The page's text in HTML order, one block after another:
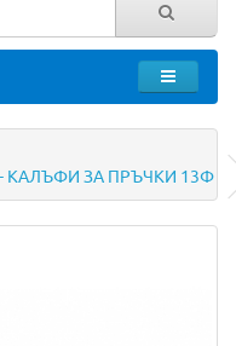
- КАЛЪФИ ЗА ПРЪЧКИ 13Ф